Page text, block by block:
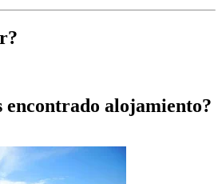
encontrado alojamiento?